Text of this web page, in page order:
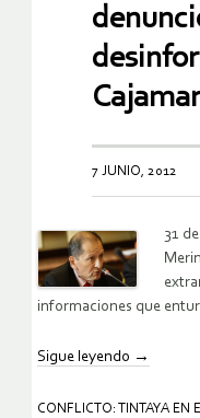
7 JUNIO, 2012
31
informaciones que
Sigue leyendo →
CONFLICTO: TINTAYA EN